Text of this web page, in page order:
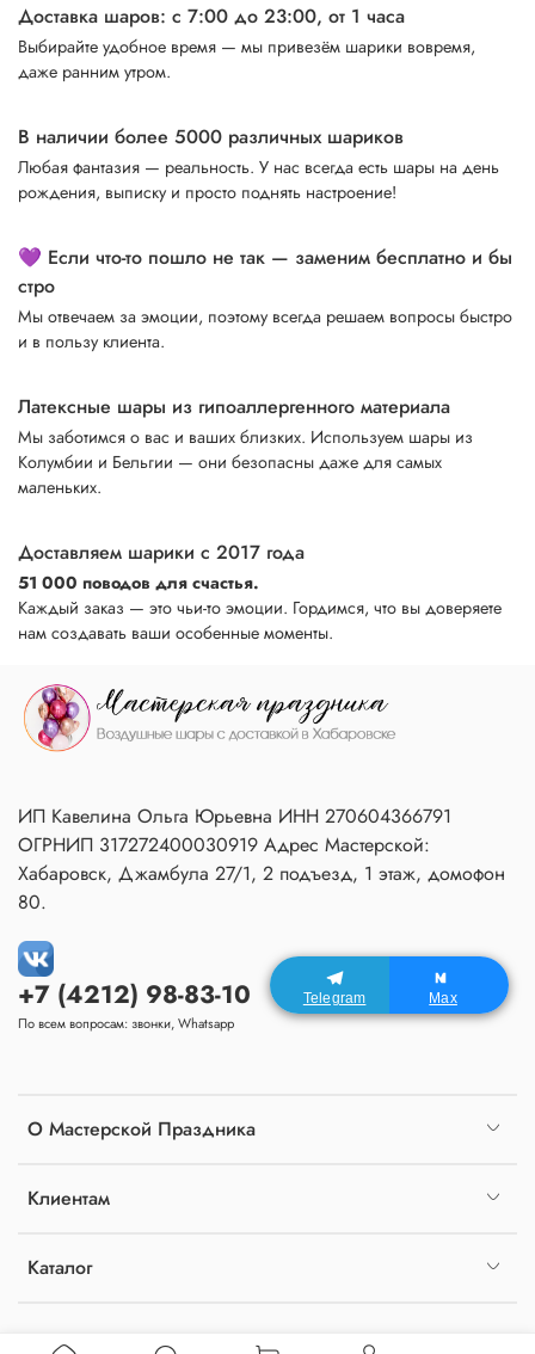
Доставка шаров: с 7:00 до 23:00, от 1 часа
Выбирайте удобное время — мы привезём шарики вовремя,
даже ранним утром.
В наличии более 5000 различных шариков
Любая фантазия — реальность. У нас всегда есть шары на день
рождения, выписку и просто поднять настроение!
💜 Если что-то пошло не так — заменим бесплатно и бы
стро
Мы отвечаем за эмоции, поэтому всегда решаем вопросы быстро
и в пользу клиента.
Латексные шары из гипоаллергенного материала
Мы заботимся о вас и ваших близких. Используем шары из
Колумбии и Бельгии — они безопасны даже для самых
маленьких.
Доставляем шарики с 2017 года
51 000 поводов для счастья.
Каждый заказ — это чьи-то эмоции. Гордимся, что вы доверяете
нам создавать ваши особенные моменты.
О Мастерской Праздника
Клиентам
Каталог
+7 (4212) 98-83-10
По всем вопросам: звонки, Whatsapp
ИП Кавелина Ольга Юрьевна ИНН 270604366791
ОГРНИП 317272400030919 Адрес Мастерской:
Хабаровск, Джамбула 27/1, 2 подъезд, 1 этаж, домофон
80.
Telegram Max